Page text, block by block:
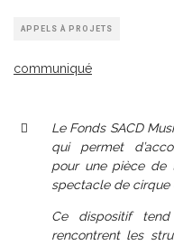
APPELS À PROJETS
communiqué
Le Fonds SACD
qui permet
pour une pièce de
spectacle de cirque
Ce dispositif
rencontrent les